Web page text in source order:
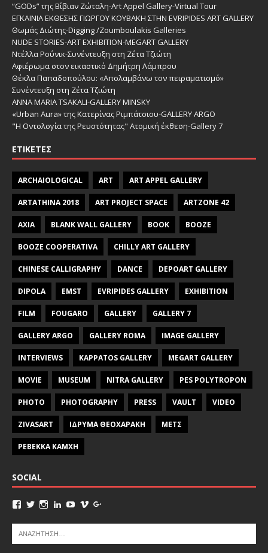
“GODs” της Βίβιαν Ζώταλη-Art Appel Gallery-Virtual Tour
ΕΓΚΑΙΝΙΑ ΕΚΘΕΣΗΣ ΓΙΩΡΓΟΥ ΚΟΥΒΑΚΗ ΣΤΗΝ EVRIPIDES ART GALLERY
Θωμάς Διώτης-Digging /Zoumboulakis Galleries
NUDE STORIES-ΑRT EXHIBITION-MEGART GALLERY
Ντέλλα Ρούνικ-Συνέντευξη στη Ζέτα Τζιώτη
Αφιέρωμα στον εικαστικό Δημήτρη Λάμπρου
Θέκλα Παπαδοπούλου: «Απολαμβάνω τον πειραματισμό»
Συνέντευξη στη Ζέτα Τζιώτη
ANNA MARIA TSAKALI-GALLERY MINSKY
«Urban Aura» της Κατερίνας Ριμπάτσιου-GALLERY ARGO
"Η Οντολογία της Ρευστότητας" Ατομική έκθεση-Gallery 7
ΕΤΙΚΈΤΕΣ
ARCHAIOLOGICAL ART ART APPEL GALLERY
ARTATHINA 2018 ART PROJECT SPACE ARTZONE 42
AXIA BLANK WALL GALLERY BOOK BOOZE
BOOZE COOPERATIVA CHILLY ART GALLERY
CHINESE CALLIGRAPHY DANCE DEPOART GALLERY
DIPOLA EMST EVRIPIDES GALLERY EXHIBITION
FILM FOUGARO GALLERY GALLERY 7
GALLERY ARGO GALLERY ROMA IMAGE GALLERY
INTERVIEWS KAPPATOS GALLERY MEGART GALLERY
MOVIE MUSEUM NITRA GALLERY PES POLYTROPON
PHOTO PHOTOGRAPHY PRESS VAULT VIDEO
ZIVASART ΙΔΡΥΜΑ ΘΕΟΧΑΡΑΚΗ ΜΕΤΣ
ΡΕΒΕΚΚΑ ΚΑΜΧΗ
SOCIAL